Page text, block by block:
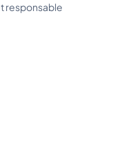
responsable